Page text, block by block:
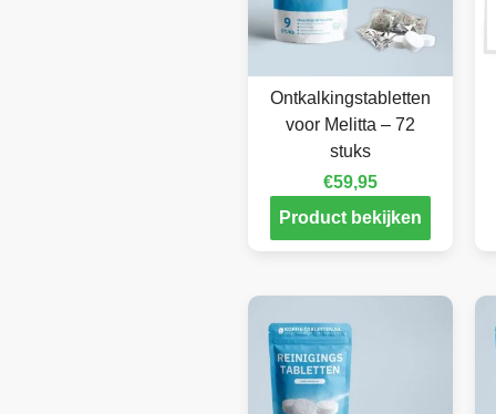
Ontkalkingstabletten
voor Melitta – 72
stuks
€59,95
Product bekijken